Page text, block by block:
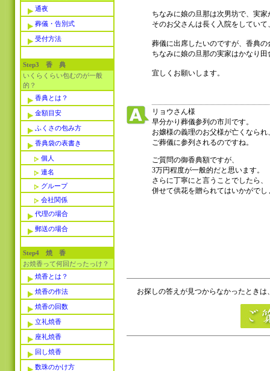
通夜
葬儀・告別式
受付方法
Step3 香 典
いくらくらい包むのが一般
的？
香典とは？
金額目安
ふくさの包み方
香典袋の表書き
個人
連名
グループ
会社関係
代理の場合
郵送の場合
Step4 焼 香
お焼香って何回だったっけ？
焼香とは？
焼香の作法
焼香の回数
立礼焼香
座礼焼香
回し焼香
数珠のかけ方
ちなみに娘の旦那は次男坊で、実
そのお父さんは長く入院をしてい
葬儀に出席したいのですが、香典
ちなみに娘の旦那の実家はかなり
宜しくお願いします。
リョウさん様
早分かり葬儀参列の市川です。
お嬢様の義理のお父様が亡くなられ
ご葬儀に参列されるのですね。
ご質問の御香典額ですが、
3万円程度が一般的だと思います。
さらに丁寧にと言うことでしたら、
併せて供花を贈られてはいかがでし
お探しの答えが見つからなかったときは